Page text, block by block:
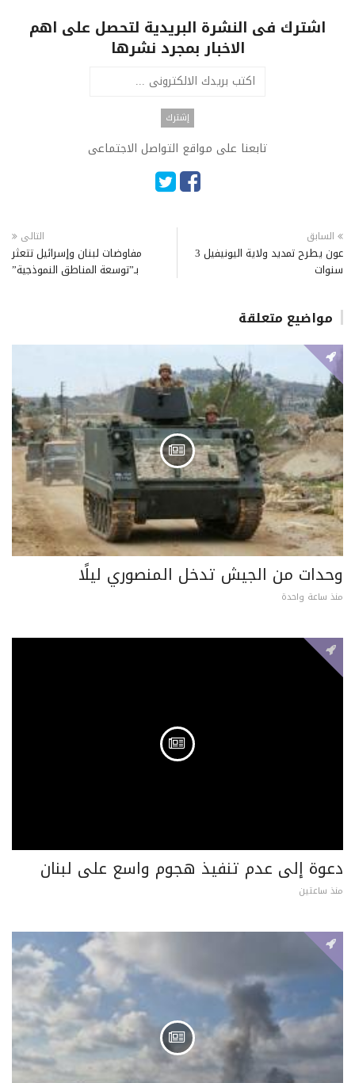
اشترك فى النشرة البريدية لتحصل على اهم
الاخبار بمجرد نشرها
تابعنا على مواقع التواصل الاجتماعى
السابق
عون يطرح تمديد ولاية اليونيفيل 3
سنوات
التالى
مفاوضات لبنان وإسرائيل تتعثر
بـ”توسعة المناطق النموذجية”
مواضيع متعلقة
وحدات من الجيش تدخل المنصوري ليلًا
منذ ساعة واحدة
دعوة إلى عدم تنفيذ هجوم واسع على لبنان
منذ ساعتين